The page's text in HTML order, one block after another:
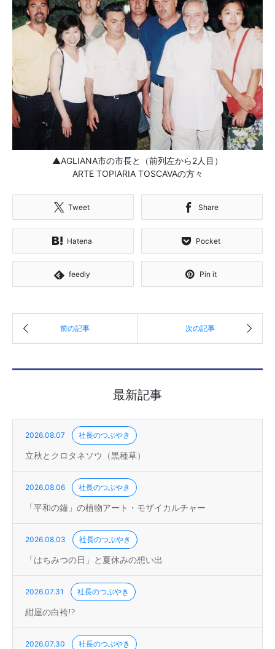
▲AGLIANA市の市長と（前列左から2人目）
ARTE TOPIARIA TOSCAVAの方々
Tweet Share
Hatena Pocket
feedly Pin it
最新記事
2026.08.07 社長のつぶやき
立秋とクロタネソウ（黒種草）
2026.08.06 社長のつぶやき
「平和の鐘」の植物アート・モザイカルチャー
2026.08.03 社長のつぶやき
「はちみつの日」と夏休みの想い出
2026.07.31 社長のつぶやき
紺屋の白袴!?
2026.07.30 社長のつぶやき